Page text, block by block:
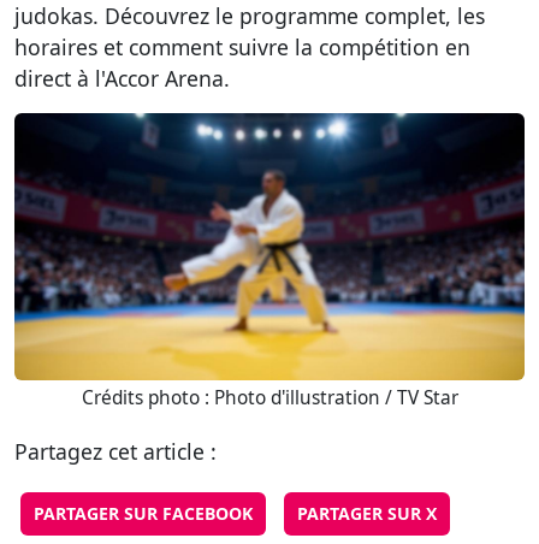
judokas. Découvrez le programme complet, les
horaires et comment suivre la compétition en
direct à l'Accor Arena.
Crédits photo : Photo d'illustration / TV Star
Partagez cet article :
PARTAGER SUR FACEBOOK PARTAGER SUR X